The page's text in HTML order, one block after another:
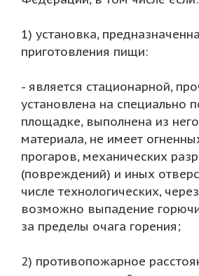
1) установка,
приготовления пищи:
- является стационарной,
установлена на специально
площадке, выполнена из
материала, не имеет
прогаров, механических
(повреждений) и иных
числе технологических,
возможно выпадение
за пределы очага горения;
2) противопожарное